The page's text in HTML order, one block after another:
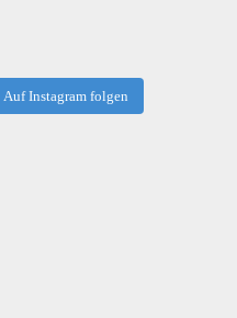
Auf Instagram folgen